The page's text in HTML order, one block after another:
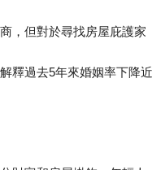
，但對於尋找房屋庇護家
釋過去5年來婚姻率下降近